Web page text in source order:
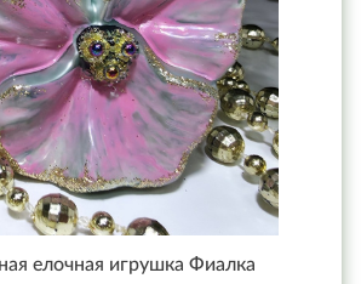
елочная игрушка Фиалка